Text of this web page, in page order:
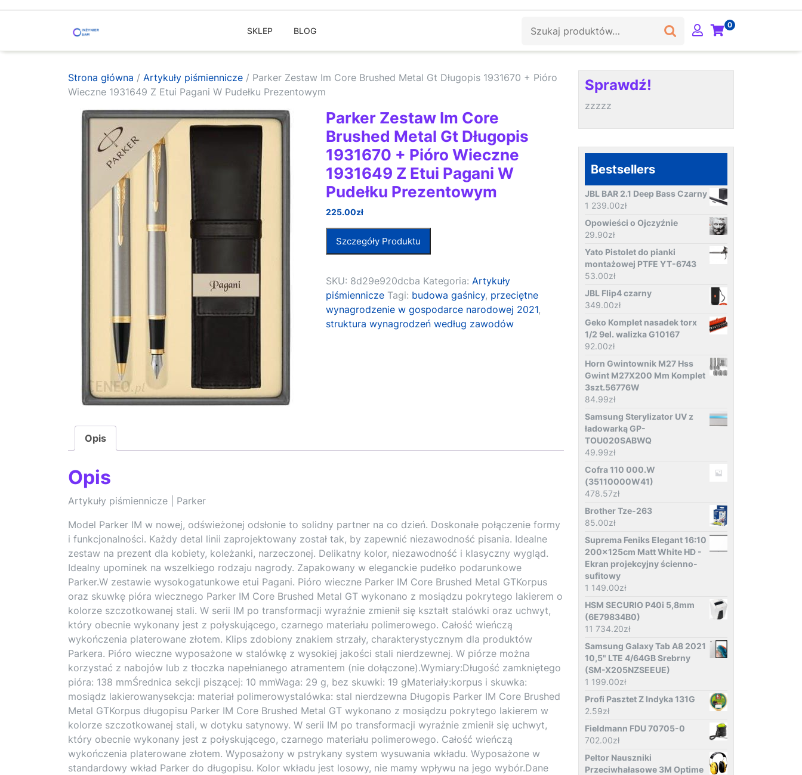
SKLEP BLOG
0
Strona główna / Artykuły piśmiennicze / Parker Zestaw Im Core Brushed Metal Gt Długopis 1931670 + Pióro
Wieczne 1931649 Z Etui Pagani W Pudełku Prezentowym
Parker Zestaw Im Core
Brushed Metal Gt Długopis
1931670 + Pióro Wieczne
1931649 Z Etui Pagani W
Pudełku Prezentowym
225.00zł
Szczegóły Produktu
SKU: 8d29e920dcba Kategoria:Artykuły
piśmiennicze Tagi: budowa gaśnicy, przeciętne
wynagrodzenie w gospodarce narodowej 2021,
struktura wynagrodzeń według zawodów
Opis
Opis
Artykuły piśmiennicze | Parker
Model Parker IM w nowej, odświeżonej odsłonie to solidny partner na co dzień. Doskonałe połączenie formy
i funkcjonalności. Każdy detal linii zaprojektowany został tak, by zapewnić niezawodność pisania. Idealne
zestaw na prezent dla kobiety, koleżanki, narzeczonej. Delikatny kolor, niezawodność i klasyczny wygląd.
Idealny upominek na wszelkiego rodzaju nagrody. Zapakowany w eleganckie pudełko podarunkowe
Parker.W zestawie wysokogatunkowe etui Pagani. Pióro wieczne Parker IM Core Brushed Metal GTKorpus
oraz skuwkę pióra wiecznego Parker IM Core Brushed Metal GT wykonano z mosiądzu pokrytego lakierem o
kolorze szczotkowanej stali. W serii IM po transformacji wyraźnie zmienił się kształt stalówki oraz uchwyt,
który obecnie wykonany jest z połyskującego, czarnego materiału polimerowego. Całość wieńczą
wykończenia platerowane złotem. Klips zdobiony znakiem strzały, charakterystycznym dla produktów
Parkera. Pióro wieczne wyposażone w stalówkę z wysokiej jakości stali nierdzewnej. W piórze można
korzystać z nabojów lub z tłoczka napełnianego atramentem (nie dołączone).Wymiary:Długość zamkniętego
pióra: 138 mmŚrednica sekcji piszącej: 10 mmWaga: 29 g, bez skuwki: 19 gMateriały:korpus i skuwka:
mosiądz lakierowanysekcja: materiał polimerowystalówka: stal nierdzewna Długopis Parker IM Core Brushed
Metal GTKorpus długopisu Parker IM Core Brushed Metal GT wykonano z mosiądzu pokrytego lakierem w
kolorze szczotkowanej stali, w dotyku satynowy. W serii IM po transformacji wyraźnie zmienił się uchwyt,
który obecnie wykonany jest z połyskującego, czarnego materiału polimerowego. Całość wieńczą
wykończenia platerowane złotem. Wyposażony w pstrykany system wysuwania wkładu. Wyposażone w
standardowy wkład Parker do długopisu. Kolor wkładu jest losowy, nie mamy wpływu na jego wybór.Dane
Sprawdź!
zzzzz
Bestsellers
JBL BAR 2.1 Deep Bass Czarny
1 239.00zł
Opowieści o Ojczyźnie
29.90zł
Yato Pistolet do pianki
montażowej PTFE YT-6743
53.00zł
JBL Flip4 czarny
349.00zł
Geko Komplet nasadek torx
1/2 9el. walizka G10167
92.00zł
Horn Gwintownik M27 Hss
Gwint M27X200 Mm Komplet
3szt.56776W
84.99zł
Samsung Sterylizator UV z
ładowarką GP-
TOU020SABWQ
49.99zł
Cofra 110 000.W
(35110000W41)
478.57zł
Brother Tze-263
85.00zł
Suprema Feniks Elegant 16:10
200x125cm Matt White HD -
Ekran projekcyjny ścienno-
sufitowy
1 149.00zł
HSM SECURIO P40i 5,8mm
(6E79834B0)
11 734.20zł
Samsung Galaxy Tab A8 2021
10,5" LTE 4/64GB Srebrny
(SM-X205NZSEEUE)
1 199.00zł
Profi Pasztet Z Indyka 131G
2.59zł
Fieldmann FDU 70705-0
702.00zł
Peltor Nauszniki
Przeciwhałasowe 3M Optime